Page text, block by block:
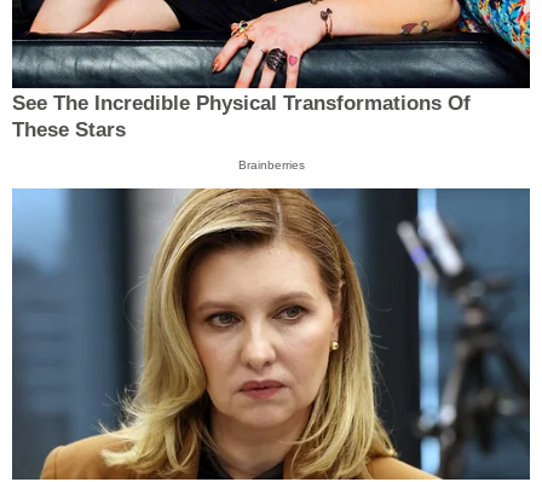
See The Incredible Physical Transformations Of
These Stars
Brainberries